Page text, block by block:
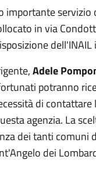
servizio
in via
Adele
potranno
di
agenzia. La
dei tanti comuni
dei